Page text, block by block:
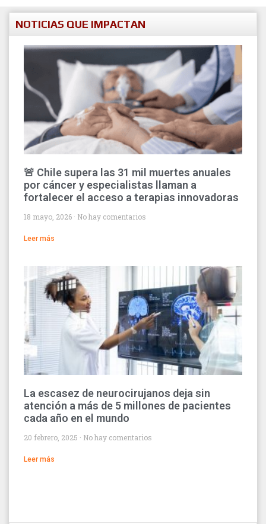
NOTICIAS QUE IMPACTAN
🚨 Chile supera las 31 mil muertes anuales
por cáncer y especialistas llaman a
fortalecer el acceso a terapias innovadoras
18 mayo, 2026 No hay comentarios
Leer más
La escasez de neurocirujanos deja sin
atención a más de 5 millones de pacientes
cada año en el mundo
20 febrero, 2025 No hay comentarios
Leer más